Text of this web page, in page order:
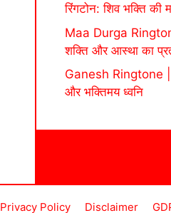
रिंगटोन: शिव भक्ति की
Maa Durga
शक्ति और आस्था का
Ganesh Ringtone |
और भक्तिमय ध्वनि
Privacy Policy Disclaimer